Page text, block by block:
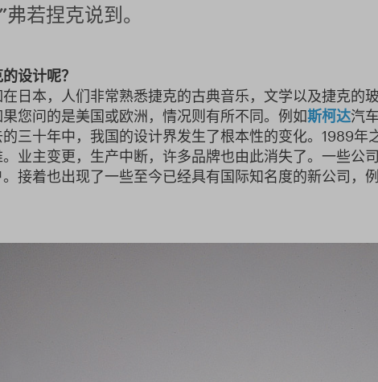
若捏克说到。
设计呢？
日本，人们非常熟悉捷克的古典音乐，文学以及捷克的
您问的是美国或欧洲，情况则有所不同。例如斯柯达汽
三十年中，我国的设计界发生了根本性的变化。1989
业主变更，生产中断，许多品牌也由此消失了。一些公
接着也出现了一些至今已经具有国际知名度的新公司，